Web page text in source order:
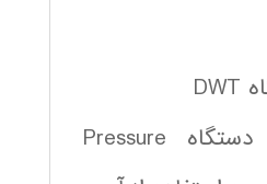
2-1 طرز كار دستگاه Pressure